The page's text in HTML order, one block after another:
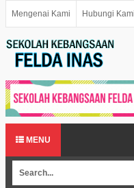
Mengenai Kami Hubungi Kami
MENU